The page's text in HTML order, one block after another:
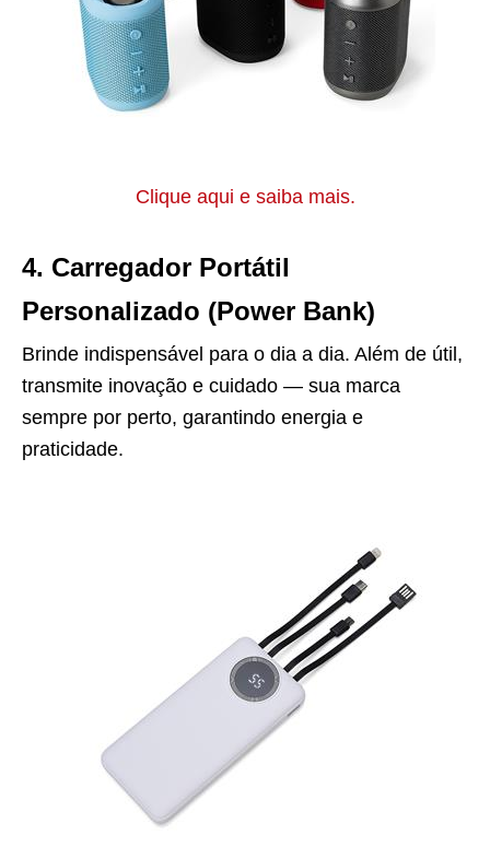
Clique aqui e saiba mais.
4. Carregador Portátil
Personalizado (Power Bank)
Brinde indispensável para o dia a dia. Além de útil,
transmite inovação e cuidado — sua marca
sempre por perto, garantindo energia e
praticidade.